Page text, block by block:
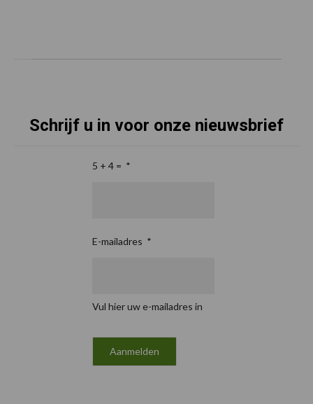
Schrijf u in voor onze nieuwsbrief
5 + 4 = *
E-mailadres *
Vul hier uw e-mailadres in